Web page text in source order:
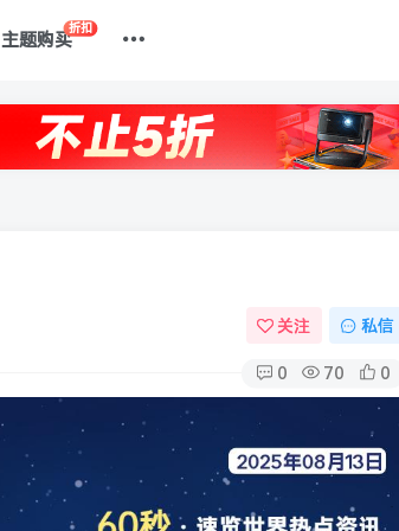
主题购买
折扣
关注 私信
0 70 0